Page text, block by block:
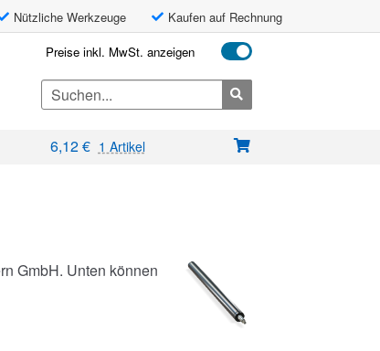
Nützliche Werkzeuge Kaufen auf Rechnung
Preise inkl. MwSt. anzeigen
Search
for:
6,12€ 1 Artikel
GmbH. Unten können